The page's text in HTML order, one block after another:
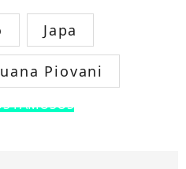
Japa
Piovani
FAMOSOS